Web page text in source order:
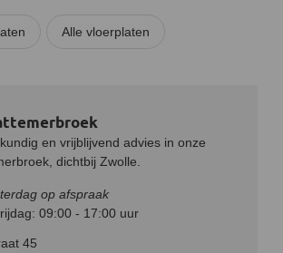
Alle vloerplaten
en vrijblijvend advies in onze
dichtbij Zwolle.
op afspraak
09:00 - 17:00 uur
45